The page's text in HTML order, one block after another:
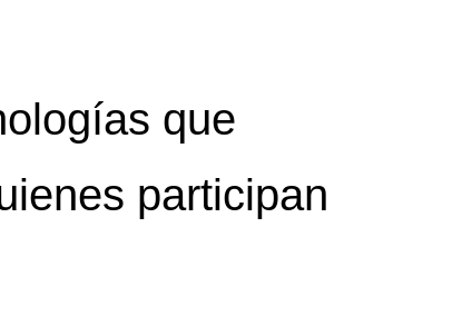
que
participan